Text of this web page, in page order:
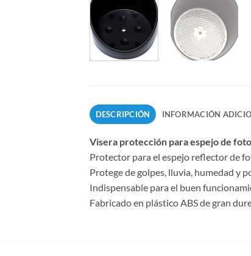
DESCRIPCIÓN INFORMACIÓN
Visera protección para espejo de
Protector para el espejo reflector de
Protege de golpes, lluvia, humedad y
Indispensable para el buen
Fabricado en plástico ABS de gran